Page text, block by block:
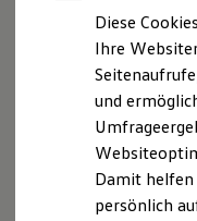
Kfz-
Garantien
Behörden
Datenschutzerklärungen
Lizenzhinweise Dritter
Angaben zum Digital
Diese
Ihre
und
Damit helfen
persönlich